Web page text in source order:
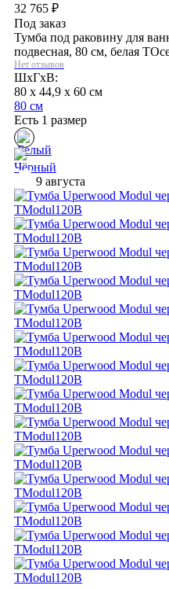
32 765 ₽
Под заказ
Тумба под раковину для
подвесная, 80 см, белая
Нет отзывов
ШхГхВ:
80 x 44,9 x 60 см
80 см
Есть 1 размер
9 августа